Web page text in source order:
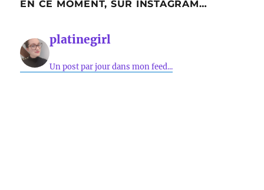
EN CE MOMENT, SUR INSTAGRAM…
platinegirl
Un post par jour dans mon feed...